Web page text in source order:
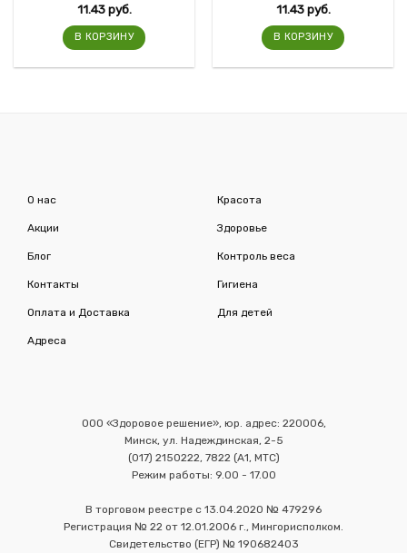
11.43руб.
В КОРЗИНУ
11.43руб.
В КОРЗИНУ
О нас
Акции
Блог
Контакты
Оплата и Доставка
Адреса
Красота
Здоровье
Контроль веса
Гигиена
Для детей
ООО «Здоровое решение», юр. адрес: 220006,
Минск, ул. Надеждинская, 2-5
(017) 2150222, 7822 (А1, МТС)
Режим работы: 9.00 - 17.00
В торговом реестре с 13.04.2020 № 479296
Регистрация № 22 от 12.01.2006 г., Мингорисполком.
Свидетельство (ЕГР) № 190682403